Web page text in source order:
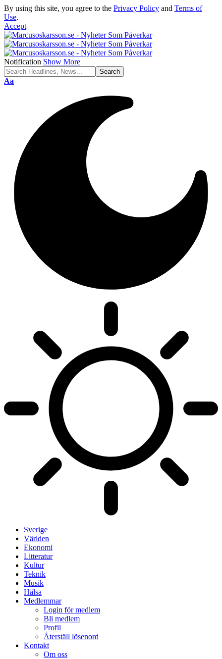
By using this site, you agree to the Privacy Policy and Terms of
Use.
Accept
Notification Show More
Font
Aa
Sverige
Världen
Ekonomi
Litteratur
Kultur
Teknik
Musik
Hälsa
Medlemmar
Login för medlem
Bli medlem
Profil
Återställ lösenord
Kontakt
Om oss